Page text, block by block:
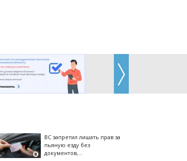
ВС запретил лишать прав за
пьяную езду без
документов,